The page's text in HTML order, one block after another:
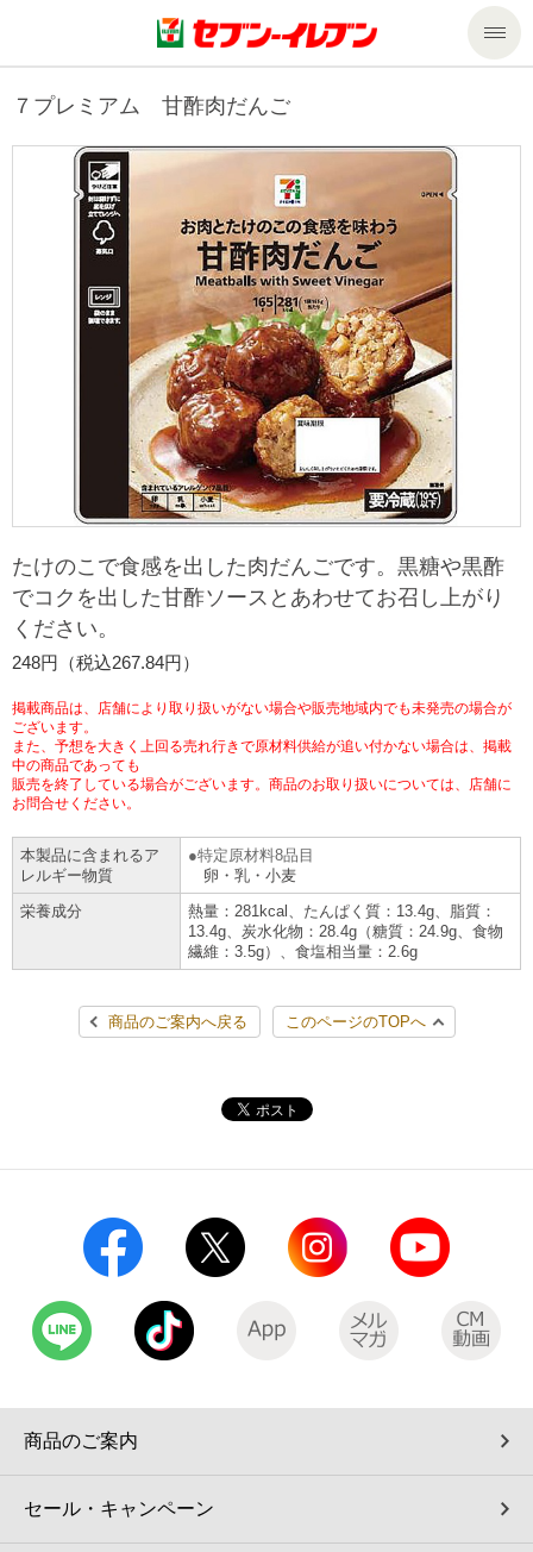
商品のご案内
商品のご案内トップ
今週の新商品
来週の新商品
商品カテゴリ一覧
セブンプレミアム
食の安全・安心への取組み
ギフト
プリペイドカード・金券
ニンテンドー・ダウンロードカード
セール・キャンペーン
サービス
サービストップ
nanacoトップ
マルチコピー機でできること
マルチコピー機でできることトップ
コピー
プリント
スキャン
ファクス
チケット
プリペイドサービス
スポーツ振興くじ
行政サービス
学び・教育
便利なサービス
宅配便
切手・はがき・印紙
セブン銀行ATM
ご利用可能なお支払い方法
スマホプリペイド
レジでApple Accountにチャージ
オンラインフォトサービス
コインランドリー（店舗限定）
自転車シェアリング（店舗限定）
モバイルバッテリーシェアリング（店舗限定）
モバイルWi-Fiバッテリーシェアリング（店舗限定）
荷物預かりサービス「ecbocloakエクボクローク」（店舗限定）
パウダースペース ラブン（店舗限定）
チケットサービス
セブンチケット
イープラス
JTB
セブン‐イレブンでお受取り
セブンネットショッピング
企業情報
企業情報トップ
ニュースリリース
ごあいさつ
企業理念
会社概要
貸借対照表・損益計算書
沿革
国内店舗数
売上高、店舗数推移
セブン‐イレブンの海外事業
データで見るセブン‐イレブン
セブン‐イレブンの「商品力」
セブン-イレブンの横顔
セブン-イレブンの歴史
私たちの取組み
サステナビリティ
サステナビリティトップ
セブン＆アイ・ホールディングスの重点課題
サステナビリティ活動基本方針
サステナビリティ推進体制
GREEN CHALLENGE 2050
4VISIONS
サステナビリティニュース
サステナビリティレポート
報告書ライブラリー
加盟店オーナー募集 物件募集・購入
アルバイト情報
店舗検索
お問い合わせ
Language
English (Corporate)
English (Services)
简体中文(服务)
한국어(서비스)
７プレミアム 甘酢肉だんご
たけのこで食感を出した肉だんごです。黒糖や黒酢
でコクを出した甘酢ソースとあわせてお召し上がり
ください。
248円（税込267.84円）
掲載商品は、店舗により取り扱いがない場合や販売地域内でも未発売の場合が
ございます。
また、予想を大きく上回る売れ行きで原材料供給が追い付かない場合は、掲載
中の商品であっても
販売を終了している場合がございます。商品のお取り扱いについては、店舗に
お問合せください。
本製品に含まれるア
レルギー物質
特定原材料8品目
卵・乳・小麦
栄養成分
熱量：281kcal、たんぱく質：13.4g、脂質：
13.4g、炭水化物：28.4g（糖質：24.9g、食物
繊維：3.5g）、食塩相当量：2.6g
商品のご案内へ戻る このページのTOPへ
商品のご案内
セール・キャンペーン